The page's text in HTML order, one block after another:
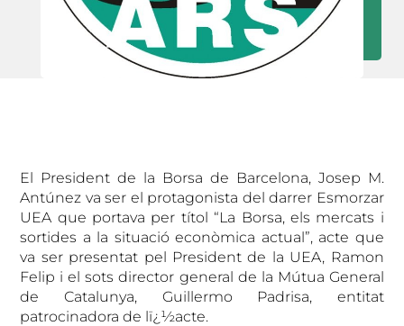
El President de la Borsa de Barcelona, Josep M.
Antúnez va ser el protagonista del darrer Esmorzar
UEA que portava per títol “La Borsa, els mercats i
sortides a la situació econòmica actual”, acte que
va ser presentat pel President de la UEA, Ramon
Felip i el sots director general de la Mútua General
de Catalunya, Guillermo Padrisa, entitat
patrocinadora de lï¿½acte.